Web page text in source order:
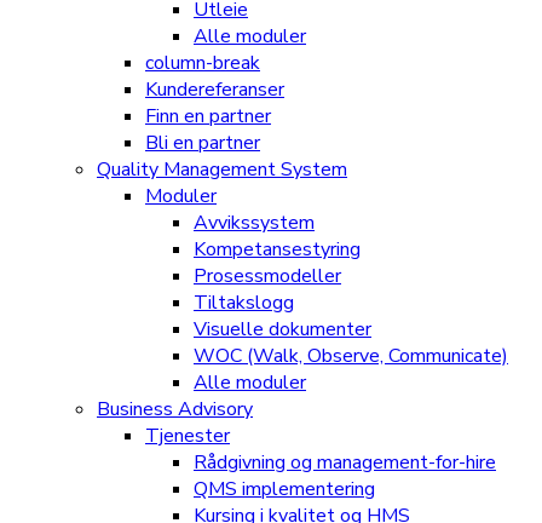
Utleie
Alle moduler
column-break
Kundereferanser
Finn en partner
Bli en partner
Quality Management System
Moduler
Avvikssystem
Kompetansestyring
Prosessmodeller
Tiltakslogg
Visuelle dokumenter
WOC (Walk, Observe, Communicate)
Alle moduler
Business Advisory
Tjenester
Rådgivning og management-for-hire
QMS implementering
Kursing i kvalitet og HMS